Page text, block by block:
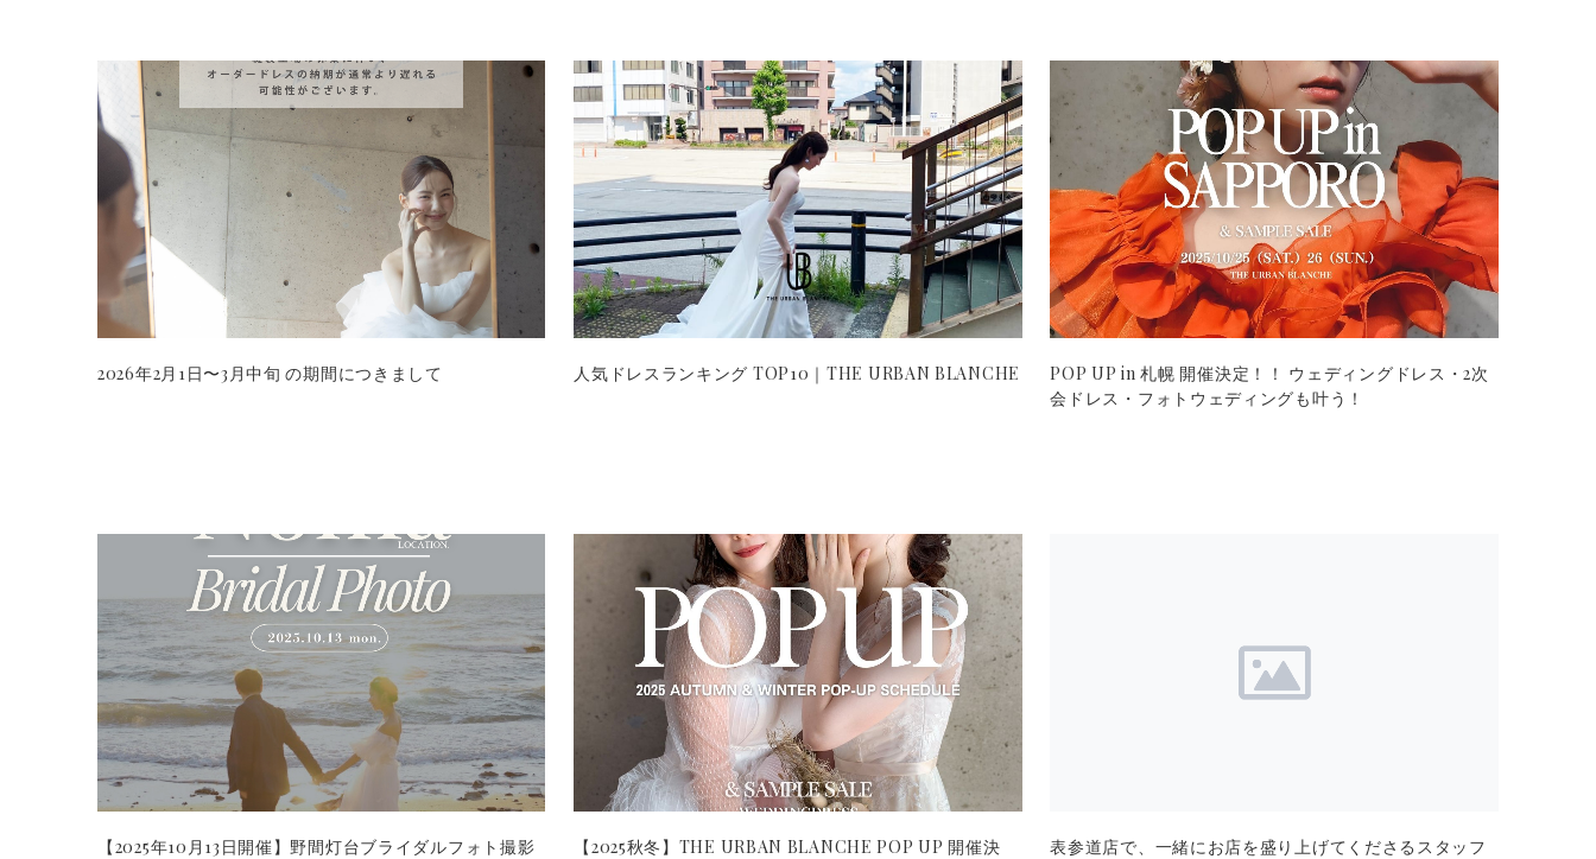
2026年2月1日〜3月中旬 の期間につきまして 人気ドレスランキング TOP10｜THE URBAN BLANCHE
POP UP in 札幌 開催決定！！ ウェディングドレス・2次
会ドレス・フォトウェディングも叶う！
【2025年10月13日開催】野間灯台ブライダルフォト撮影
【2025秋冬】THE URBAN BLANCHE POP UP 開催決
表参道店で、一緒にお店を盛り上げてくださるスタッフ